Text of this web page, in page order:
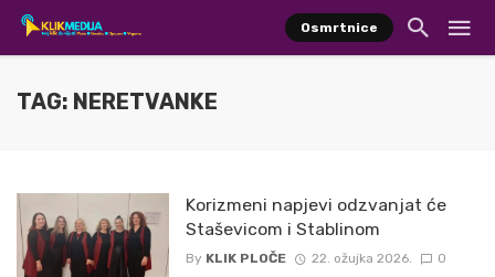
Osmrtnice
TAG: NERETVANKE
Korizmeni napjevi odzvanjat će
Staševicom i Stablinom
By KLIK PLOČE 22. ožujka 2026. 0